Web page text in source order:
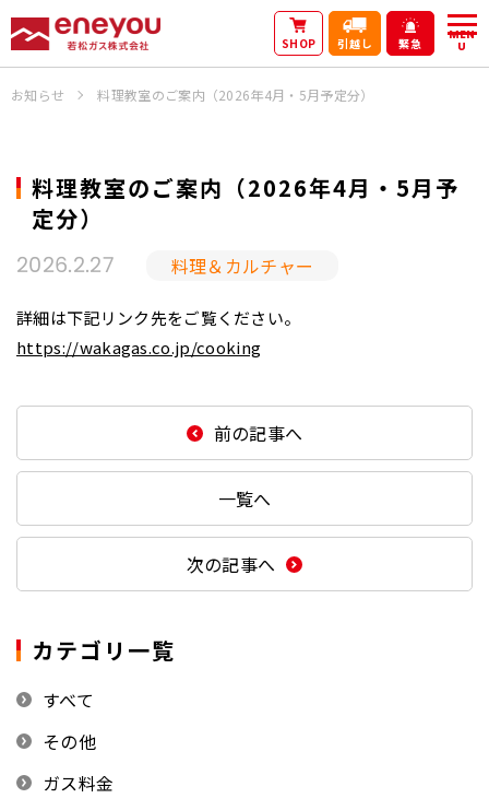
SHOP 引越し 緊急
MEN
U
お知らせ 料理教室のご案内（2026年4月・5月予定分）
2026.2.27 料理＆カルチャー
料理教室のご案内（2026年4月・5月予
定分）
詳細は下記リンク先をご覧ください。
https://wakagas.co.jp/cooking
前の記事へ
一覧へ
次の記事へ
カテゴリ一覧
すべて
その他
ガス料金